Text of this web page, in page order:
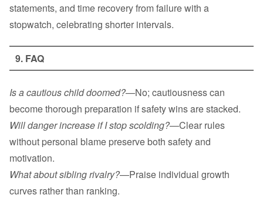
statements, and time recovery from failure with a
stopwatch, celebrating shorter intervals.
9. FAQ
Is a cautious child doomed?—No; cautiousness can
become thorough preparation if safety wins are stacked.
Will danger increase if I stop scolding?—Clear rules
without personal blame preserve both safety and
motivation.
What about sibling rivalry?—Praise individual growth
curves rather than ranking.